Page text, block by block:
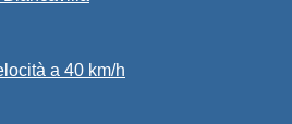
a 40 km/h